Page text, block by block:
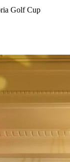
Golf Cup